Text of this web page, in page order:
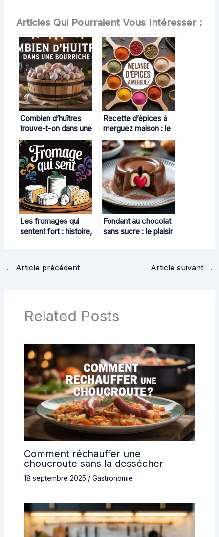
Articles Qui Pourraient Vous Intéresser :
Combien d’huîtres
trouve-t-on dans une
bourriche selon les
usages et les calibres
Recette d’épices à
merguez maison : le
guide pour relever
vos grillades
Les fromages qui
sentent fort : histoire,
Fondant au chocolat
sans sucre : le plaisir
← Article précédent Article suivant →
Related Posts
Comment réchauffer une
choucroute sans la dessécher
18 septembre 2025 / Gastronomie